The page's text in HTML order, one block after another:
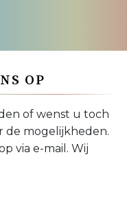
OP
of wenst u toch
de mogelijkheden.
via e-mail. Wij